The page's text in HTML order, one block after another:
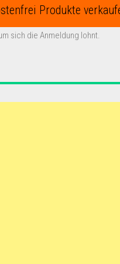
Produkte
sich die Anmeldung lohnt.